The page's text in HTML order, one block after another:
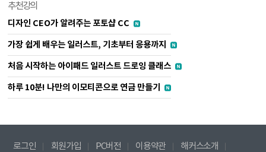
추천강의
디자인 CEO가 알려주는 포토샵 CC
가장 쉽게 배우는 일러스트, 기초부터 응용까지
처음 시작하는 아이패드 일러스트 드로잉 클래스
하루 10분! 나만의 이모티콘으로 연금 만들기
로그인 회원가입 PC버전 이용약관 해커스소개